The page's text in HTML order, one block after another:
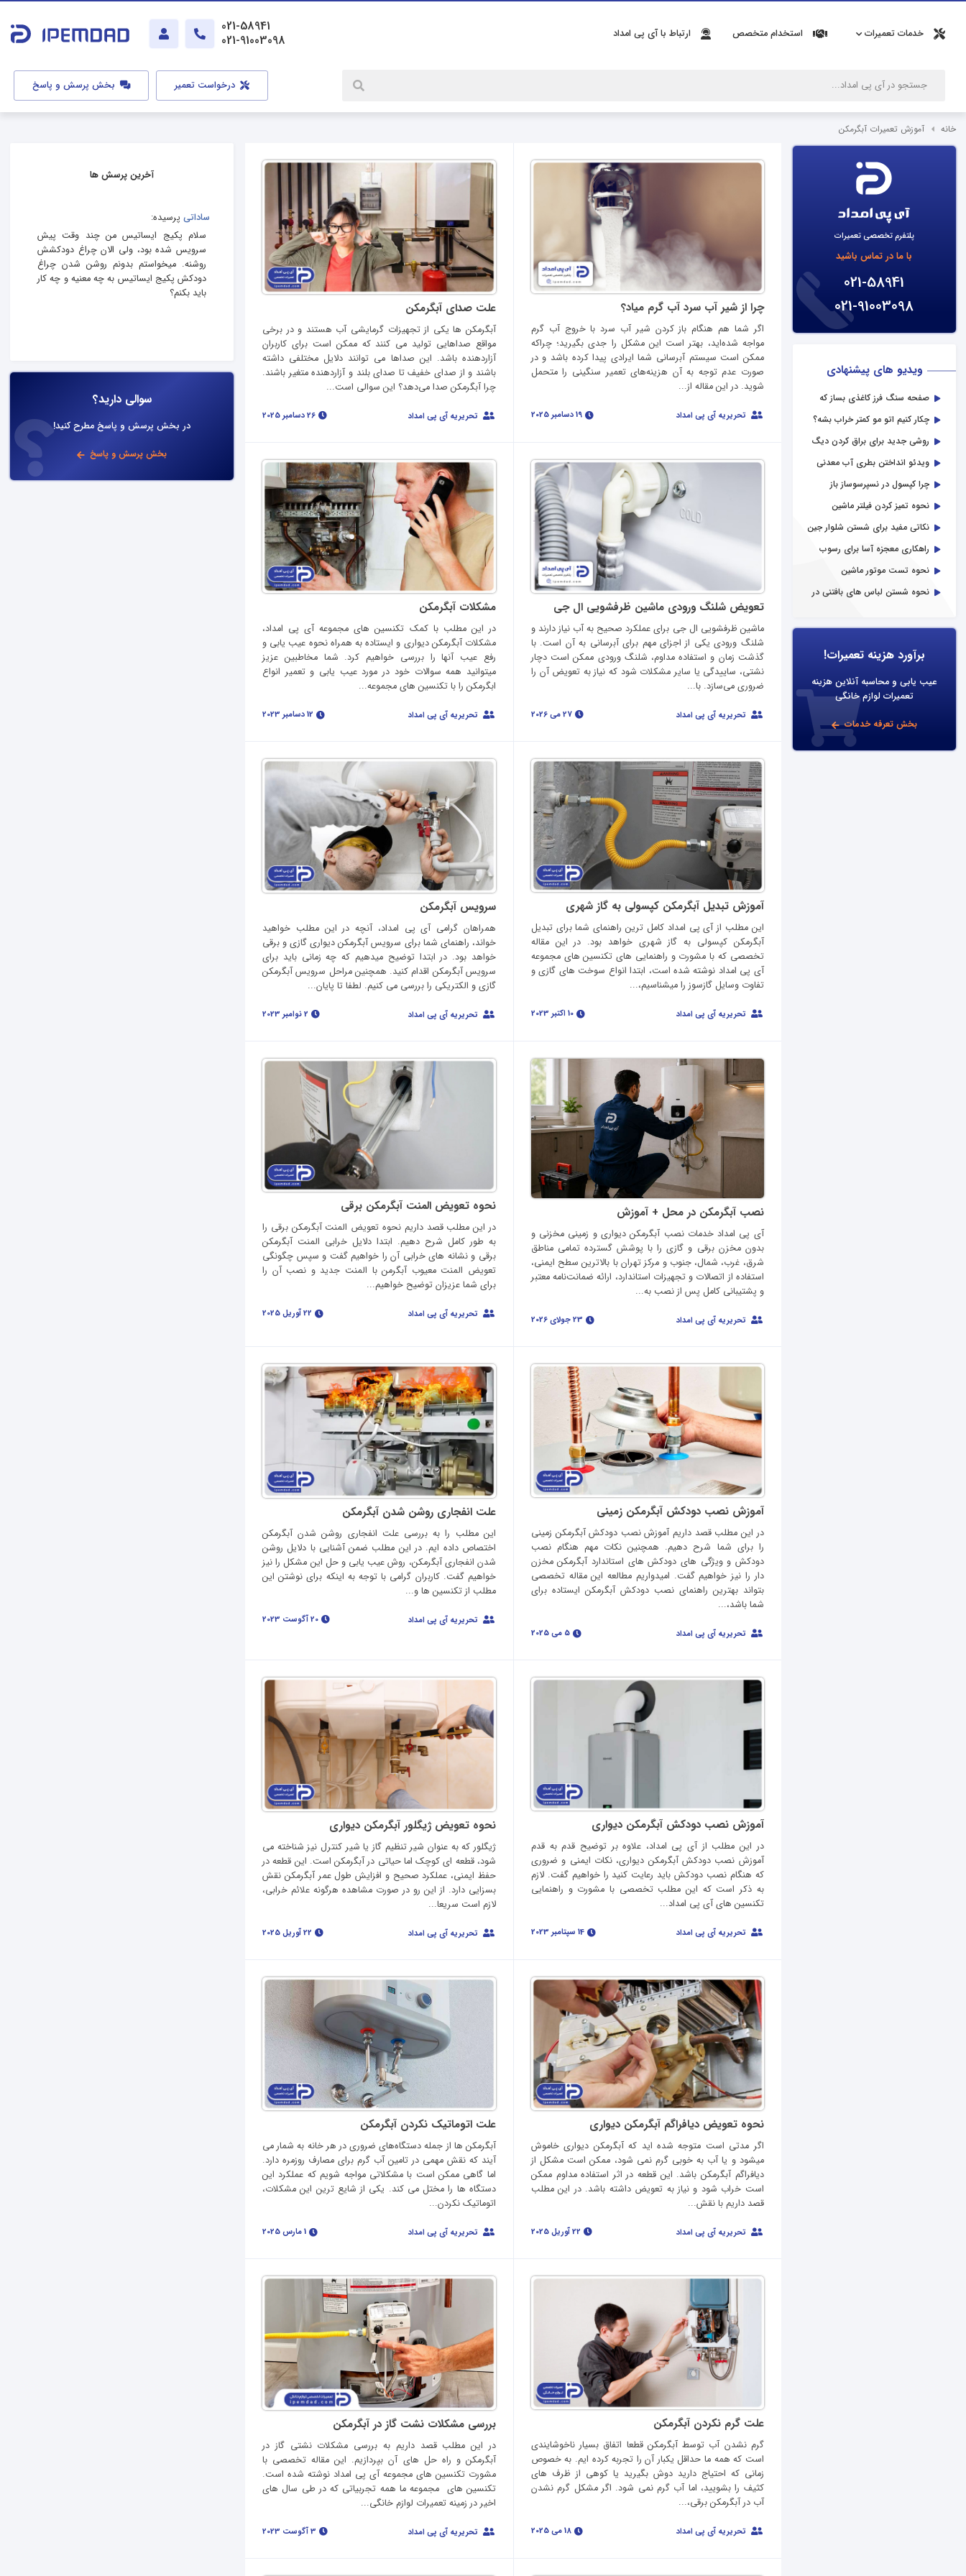
خدمات تعمیرات استخدام متخصص ارتباط با آی پی امداد
021-58941
021-91003098
درخواست تعمیر بخش پرسش و پاسخ
خانه آموزش تعمیرات آبگرمکن
پلتفرم تخصصی تعمیرات
با ما در تماس باشید
021-58941
021-91003098
ویدیو های پیشنهادی
صفحه سنگ فرز کاغذی بساز که
چکار کنیم اتو مو کمتر خراب بشه؟
روشی جدید برای براق کردن دیگ
ویدئو انداختن بطری آب معدنی
چرا کپسول در نسپرسوساز باز
نحوه تمیز کردن فیلتر ماشین
نکاتی مفید برای شستن شلوار جین
راهکاری معجزه آسا برای رسوب
نحوه تست موتور ماشین
نحوه شستن لباس های بافتنی در
برآورد هزینه تعمیرات!
عیب یابی و محاسبه آنلاین هزینه
تعمیرات لوازم خانگی
بخش تعرفه خدمات
چرا از شیر آب سرد آب گرم میاد؟
اگر شما هم هنگام باز کردن شیر آب سرد با خروج آب گرم
مواجه شده‌اید، بهتر است این مشکل را جدی بگیرید؛ چراکه
ممکن است سیستم آبرسانی شما ایرادی پیدا کرده باشد و در
صورت عدم توجه به آن هزینه‌های تعمیر سنگینی را متحمل
شوید. در این مقاله از...
تحریریه آی پی امداد 19 دسامبر 2025
علت صدای آبگرمکن
آبگرمکن‌ ها یکی از تجهیزات گرمایشی آب هستند و در برخی
مواقع صداهایی تولید می‌ کنند که ممکن است برای کاربران
آزاردهنده باشد. این صداها می توانند دلایل مختلفی داشته
باشند و از صدای خفیف تا صدای بلند و آزاردهنده متغیر باشند.
چرا آبگرمکن صدا می‌دهد؟ این سوالی است...
تحریریه آی پی امداد
تعویض شلنگ ورودی ماشین ظرفشویی ال جی
ماشین ظرفشویی ال جی برای عملکرد صحیح به آب نیاز دارند و
شلنگ ورودی یکی از اجزای مهم برای آبرسانی به آن است. با
گذشت زمان و استفاده مداوم، شلنگ ورودی ممکن است دچار
نشتی، ساییدگی یا سایر مشکلات شود که نیاز به تعویض آن را
ضروری می‌سازد. با...
تحریریه آی پی امداد 27 می 2026
مشکلات آبگرمکن
در این مطلب با کمک تکنسین های مجموعه آی پی امداد،
مشکلات آبگرمکن دیواری و ایستاده به همراه نحوه عیب یابی و
رفع عیب آنها را بررسی خواهیم کرد. شما مخاطبین عزیز
میتوانید همه سوالات خود در مورد عیب یابی و تعمیر انواع
ابگرمکن را با تکنسین های مجموعه...
تحریریه آی پی امداد
آموزش تبدیل آبگرمکن کپسولی به گاز شهری
این مطلب از آی پی امداد کامل ترین راهنمای شما برای تبدیل
آبگرمکن کپسولی به گاز شهری خواهد بود. در این مقاله
تخصصی که با مشورت و راهنمایی های تکنسین های مجموعه
آی پی امداد نوشته شده است، ابتدا انواع سوخت های گازی و
تفاوت وسایل گازسوز را میشناسیم،...
تحریریه آی پی امداد 10 اکتبر 2023
سرویس آبگرمکن
همراهان گرامی آی پی امداد، آنچه در این مطلب خواهید
خواند، راهنمای شما برای سرویس آبگرمکن دیواری گازی و برقی
خواهد بود. در ابتدا توضیح میدهیم که چه زمانی باید برای
سرویس آبگرمکن اقدام کنید. همچنین مراحل سرویس آبگرمکن
گازی و الکتریکی را بررسی می کنیم. لطفا تا پایان...
تحریریه آی پی امداد
نصب آبگرمکن در محل + آموزش
آی پی امداد خدمات نصب آبگرمکن دیواری و زمینی مخزنی و
بدون مخزن برقی و گازی را با پوشش گسترده تمامی مناطق
شرق، غرب، شمال، جنوب و مرکز تهران با بالاترین سطح ایمنی،
استفاده از اتصالات و تجهیزات استاندارد، ارائه ضمانت‌نامه معتبر
و پشتیبانی کامل پس از نصب به...
تحریریه آی پی امداد
نحوه تعویض المنت آبگرمکن برقی
در این مطلب قصد داریم نحوه تعویض المنت آبگرمکن برقی را
به طور کامل شرح دهیم. ابتدا دلایل خرابی المنت آبگرمکن
برقی و نشانه های خرابی آن را خواهیم گفت و سپس چگونگی
تعویض المنت معیوب آبگرمن با المنت جدید و نصب آن را
برای شما عزیزان توضیح خواهیم...
تحریریه آی پی امداد
آموزش نصب دودکش آبگرمکن زمینی
در این مطلب قصد داریم آموزش نصب دودکش آبگرمکن زمینی
را برای شما شرح دهیم. همچنین نکات مهم هنگام نصب
دودکش و ویژگی های دودکش های استاندارد آبگرمکن مخزن
دار را نیز خواهیم گفت. امیدواریم مطالعه این مقاله تخصصی
بتواند بهترین راهنمای نصب دودکش آبگرمکن ایستاده برای
شما باشد،...
تحریریه آی پی امداد 5 می 2025
علت انفجاری روشن شدن آبگرمکن
این مطلب را به بررسی علت انفجاری روشن شدن آبگرمکن
اختصاص داده ایم. در این مطلب ضمن آشنایی با دلایل روشن
شدن انفجاری آبگرمکن، روش عیب یابی و حل این مشکل را نیز
خواهیم گفت. کاربران گرامی با توجه به اینکه برای نوشتن این
مطلب از تکنسین ها و...
تحریریه آی پی امداد
آموزش نصب دودکش آبگرمکن دیواری
در این مطلب از آی پی امداد، علاوه بر توضیح قدم به قدم
آموزش نصب دودکش آبگرمکن دیواری، نکات ایمنی و ضروری
که هنگام نصب دودکش باید رعایت کنید را خواهیم گفت. لازم
به ذکر است که این مطلب تخصصی با مشورت و راهنمایی
تکنسین های آی پی امداد...
تحریریه آی پی امداد 14 سپتامبر 2023
نحوه تعویض ژیگلور آبگرمکن دیواری
ژیگلور که به عنوان شیر تنظیم گاز یا شیر کنترل نیز شناخته می
شود، قطعه ای کوچک اما حیاتی در آبگرمکن است. این قطعه در
حفظ ایمنی، عملکرد صحیح و افزایش طول عمر آبگرمکن نقش
بسزایی دارد. از این رو در صورت مشاهده هرگونه علائم خرابی،
لازم است سریعا...
تحریریه آی پی امداد
نحوه تعویض دیافراگم آبگرمکن دیواری
اگر مدتی است متوجه شده اید که آبگرمکن دیواری خاموش
میشود و یا آب به خوبی گرم نمی شود، ممکن است مشکل از
دیافراگم آبگرمکن باشد. این قطعه در اثر استفاده مداوم ممکن
است خراب شود و نیاز به تعویض داشته باشد. در این مطلب
قصد داریم با نقش...
تحریریه آی پی امداد
علت اتوماتیک نکردن آبگرمکن
آبگرمکن‌ ها از جمله دستگاه‌های ضروری در هر خانه به شمار می‌
آیند که نقش مهمی در تامین آب گرم برای مصارف روزمره دارد.
اما گاهی ممکن است با مشکلاتی مواجه شویم که عملکرد این
دستگاه‌ ها را مختل می‌ کند. یکی از شایع‌ ترین این مشکلات،
اتوماتیک نکردن...
تحریریه آی پی امداد
علت گرم نکردن آبگرمکن
گرم نشدن آب توسط آبگرمکن قطعا اتفاق بسیار ناخوشایندی
است که همه ما حداقل یکبار آن را تجربه کرده ایم. به خصوص
زمانی که احتیاج دارید دوش بگیرید یا کوهی از ظرف های
کثیف را بشویید، اما آب گرم نمی شود. اگر مشکل گرم نشدن
آب در آبگرمکن برقی،...
تحریریه آی پی امداد 18 می 2025
بررسی مشکلات نشت گاز در آبگرمکن
در این مطلب قصد داریم به بررسی مشکلات نشتی گاز در
آبگرمکن و راه حل های آن بپردازیم. این مقاله تخصصی با
مشورت تکنسین های مجموعه آی پی امداد نوشته شده است.
تکنسین های مجموعه ما همه تجربیاتی که در طی سال های
اخیر در زمینه تعمیرات لوازم خانگی...
تحریریه آی پی امداد
آخرین پرسش ها
ساداتی پرسیده:
سلام پکیج ایساتیس من چند وقت پیش
سرویس شده بود، ولی الان چراغ دودکشش
روشنه. میخواستم بدونم روشن شدن چراغ
دودکش پکیج ایساتیس به چه معنیه و چه کار
باید بکنم؟
سوالی دارید؟
در بخش پرسش و پاسخ مطرح کنید!
بخش پرسش و پاسخ